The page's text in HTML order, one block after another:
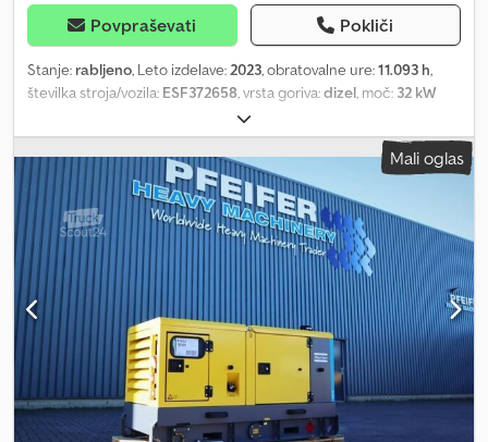
Povpraševati Pokliči
Stanje: rabljeno, Leto izdelave: 2023, obratovalne ure:11.093 h,
številka stroja/vozila: ESF372658 , vrsta goriva:dizel , moč: 32 kW
, proizvajalec motorjev:Kubota
Gradbeništvo Lastna teža: 1.039 kg Moč generatorja: 40 kVA
Dimenzije tovornega prostora: 245 x 110 x 148 cm Crodpfx Anjza
Rxiegsf Za več informacij kontaktirajte PFEIFER GROUP.
Mali oglas